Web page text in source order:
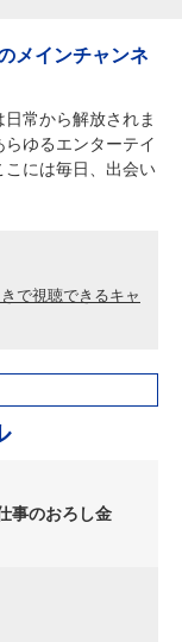
メインチャンネ
常から解放されま
ゆるエンターテイ
こには毎日、出会い
で視聴できるキャ
事のおろし金